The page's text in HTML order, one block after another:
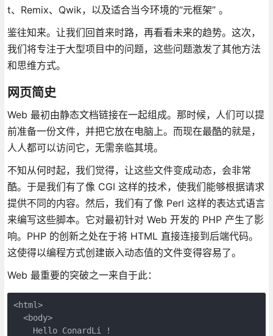
t、Remix、Qwik，以及适合当今环境的“元框架” 。
鉴往知来。让我们回首来时路，再看看未来的趋势。这次，
我们将专注于大型项目中的问题，这些问题激发了其他方法
和思维方式。
网页简史
Web 最初由静态文档链接在一起组成。那时候，人们可以提
前准备一份文件，并把它放在电脑上。而现在最酷的就是，
人人都可以访问它，无需亲临其境。
不知从何时起，我们觉得，让这些文件变成动态，会非常
酷。于是我们有了像 CGI 这样的技术，使我们能够根据请求
提供不同的内容。然后，我们有了像 Perl 这样的表达式语言
来编写这些脚本。它对最初针对 Web 开发的 PHP 产生了影
响。PHP 的创新之处在于将 HTML 直接连接到后端代码。
这使得以编程方式创建嵌入动态值的文件变得容易了。
Web 最重要的突破之一来自于此：
<html>
  <body>
    Hello ConardLi !